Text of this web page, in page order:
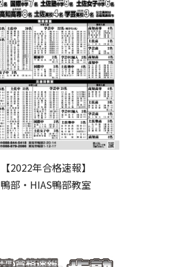
【2022年合格速報】
鴨部・HIAS鴨部教室